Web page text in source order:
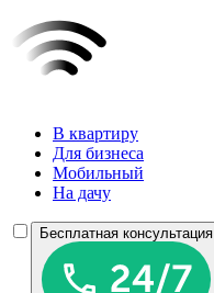
В квартиру
Для бизнеса
Мобильный
На дачу
Бесплатная консультация